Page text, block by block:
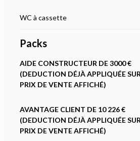
WC à cassette
Packs
AIDE CONSTRUCTEUR DE 3000 €
(DEDUCTION DÉJÀ APPLIQUÉE
PRIX DE VENTE AFFICHÉ)
AVANTAGE CLIENT DE 10 226 €
(DEDUCTION DÉJÀ APPLIQUÉE
PRIX DE VENTE AFFICHÉ)